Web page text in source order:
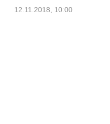
12.11.2018, 10:00